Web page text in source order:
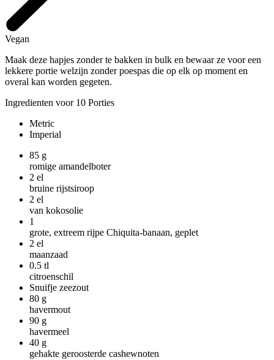
Vegan
Maak deze hapjes zonder te bakken in bulk en bewaar ze voor een
lekkere portie welzijn zonder poespas die op elk op moment en
overal kan worden gegeten.
Ingredienten voor 10 Porties
Metric
Imperial
85 g
romige amandelboter
2 el
bruine rijstsiroop
2 el
van kokosolie
1
grote, extreem rijpe Chiquita-banaan, geplet
2 el
maanzaad
0.5 tl
citroenschil
Snuifje zeezout
80 g
havermout
90 g
havermeel
40 g
gehakte geroosterde cashewnoten